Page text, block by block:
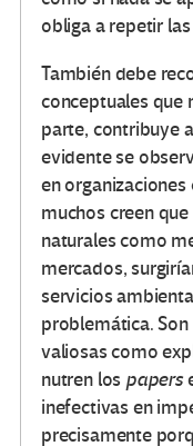
obliga a repetir
También debe
conceptuales que
parte, contribuye
evidente se
en
muchos creen
naturales como
mercados,
servicios
problemática.
valiosas como
nutren los papers
inefectivas en
precisamente